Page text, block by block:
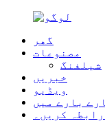
گھر
مصنوعات
شیلفنگ
خبریں
ویڈیو
بارے میں
کریں۔